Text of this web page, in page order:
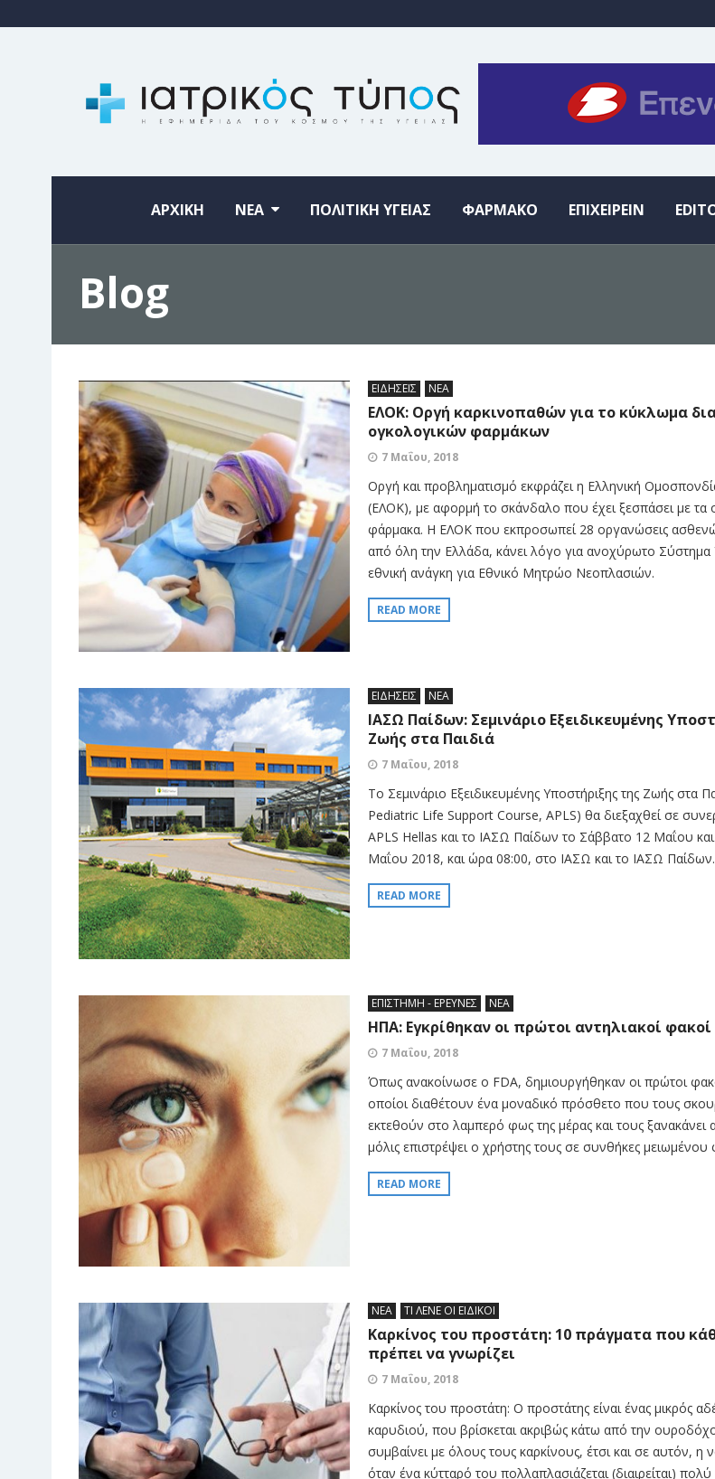
ΑΡΧΙΚΗ ΝΕΑ ΠΟΛΙΤΙΚΗ ΥΓΕΙΑΣ ΦΑΡΜΑΚΟ ΕΠΙΧΕΙΡΕΙΝ
Blog
ΕΙΔΗΣΕΙΣ ΝΕΑ
ΕΛΟΚ: Οργή καρκινοπαθών για το κύκλωμα
ογκολογικών φαρμάκων
7 Μαΐου, 2018
Οργή και προβληματισμό εκφράζει η Ελληνική
(ΕΛΟΚ), με αφορμή το σκάνδαλο που έχει ξεσπάσει με τα
φάρμακα. Η ΕΛΟΚ που εκπροσωπεί 28 οργανώσεις
από όλη την Ελλάδα, κάνει λόγο για ανοχύρωτο Σύστημα
εθνική ανάγκη για Εθνικό Μητρώο Νεοπλασιών.
READ MORE
ΕΙΔΗΣΕΙΣ ΝΕΑ
ΙΑΣΩ Παίδων: Σεμινάριο Εξειδικευμένης
Ζωής στα Παιδιά
7 Μαΐου, 2018
Το Σεμινάριο Εξειδικευμένης Υποστήριξης της Ζωής στα
Pediatric Life Support Course, APLS) θα διεξαχθεί σε
APLS Hellas και το ΙΑΣΩ Παίδων τo Σάββατο 12 Μαΐου
Μαΐου 2018, και ώρα 08:00, στο ΙΑΣΩ και το ΙΑΣΩ Παίδων.
READ MORE
ΕΠΙΣΤΗΜΗ - ΕΡΕΥΝΕΣ ΝΕΑ
ΗΠΑ: Εγκρίθηκαν οι πρώτοι αντηλιακοί
7 Μαΐου, 2018
Όπως ανακοίνωσε ο FDA, δημιουργήθηκαν οι πρώτοι
οποίοι διαθέτουν ένα μοναδικό πρόσθετο που τους
εκτεθούν στο λαμπερό φως της μέρας και τους ξανακάνει
μόλις επιστρέψει ο χρήστης τους σε συνθήκες
READ MORE
ΝΕΑ ΤΙ ΛΕΝΕ ΟΙ ΕΙΔΙΚΟΙ
Καρκίνος του προστάτη: 10 πράγματα που
πρέπει να γνωρίζει
7 Μαΐου, 2018
Καρκίνος του προστάτη: Ο προστάτης είναι ένας μικρός
καρυδιού, που βρίσκεται ακριβώς κάτω από την
συμβαίνει με όλους τους καρκίνους, έτσι και σε αυτόν, η
όταν ένα κύτταρό του πολλαπλασιάζεται (διαιρείται)